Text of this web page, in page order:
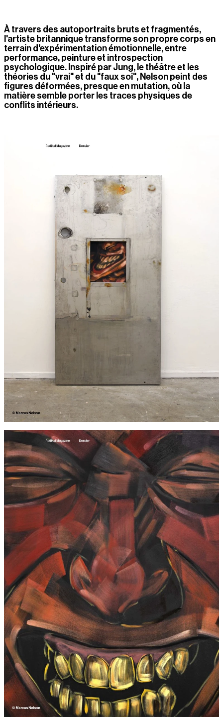
À travers des autoportraits bruts et fragmentés,
l'artiste britannique transforme son propre corps en
terrain d'expérimentation émotionnelle, entre
performance, peinture et introspection
psychologique. Inspiré par Jung, le théâtre et les
théories du "vrai" et du "faux soi", Nelson peint des
figures déformées, presque en mutation, où la
matière semble porter les traces physiques de
conflits intérieurs.